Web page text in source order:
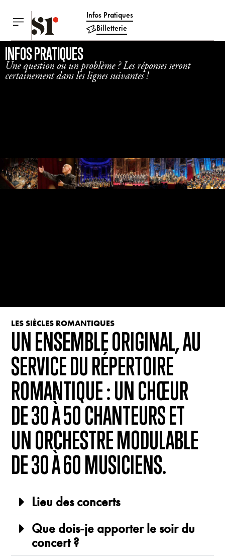
Infos Pratiques
Billetterie
INFOS PRATIQUES
Une question ou un problème ? Les réponses seront
certainement dans les lignes suivantes !
LES SIÈCLES ROMANTIQUES
UN ENSEMBLE ORIGINAL, AU
SERVICE DU RÉPERTOIRE
ROMANTIQUE : UN CHŒUR
DE 30 À 50 CHANTEURS ET
UN ORCHESTRE MODULABLE
DE 30 À 60 MUSICIENS.
Lieu des concerts
Que dois-je apporter le soir du
concert ?